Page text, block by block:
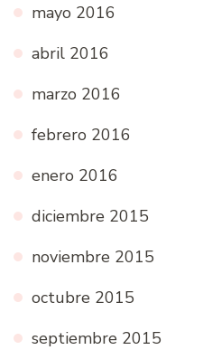
mayo 2016
abril 2016
marzo 2016
febrero 2016
enero 2016
diciembre 2015
noviembre 2015
octubre 2015
septiembre 2015